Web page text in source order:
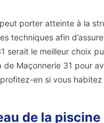
porter atteinte à la
techniques afin
serait le meilleur choix
Maçonnerie 31 pour
en si vous habitez
de la piscine